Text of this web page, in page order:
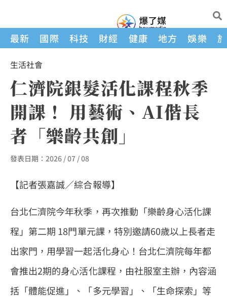
最新 國際 科技 財經 健康 地方 娛樂
生活社會
仁濟院銀髮活化課程秋季
開課！ 用藝術、AI偕長
者「樂齡共創」
發表日期： 2026 / 07 / 08
【記者張嘉誠／綜合報導】
台北仁濟院今年秋季，再次推動「樂齡身心活化課
程」第二期 18門單元課，特別邀請60歲以上長者走
出家門，用學習一起活化身心！台北仁濟院每年都
會推出2期的身心活化課程，由社服室主辦，內容涵
括「體能促進」、「多元學習」、「生命探索」等